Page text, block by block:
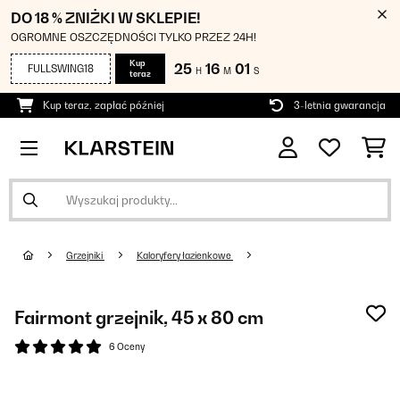
DO 18 % ZNIŻKI W SKLEPIE!
OGROMNE OSZCZĘDNOŚCI TYLKO PRZEZ 24H!
FULLSWING18
Kup
teraz
25 H 16 M 01 S
Kup teraz, zapłać później 3-letnia gwarancja
Grzejniki Kaloryfery łazienkowe
Fairmont grzejnik, 45 x 80 cm
6 Oceny